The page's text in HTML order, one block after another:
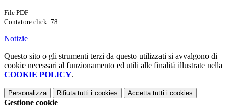
File PDF
Contatore click: 78
Notizie
Questo sito o gli strumenti terzi da questo utilizzati si avvalgono di
cookie necessari al funzionamento ed utili alle finalità illustrate nella
COOKIE POLICY.
Personalizza Rifiuta tutti i cookies Accetta tutti i cookies
Gestione cookie